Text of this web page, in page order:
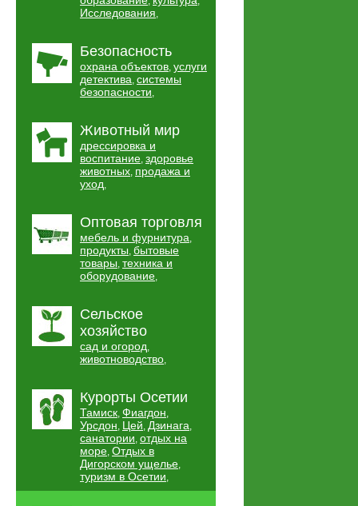
Исследования,
Безопасность
охрана объектов, услуги
детектива, системы
безопасности,
Животный мир
дрессировка и
воспитание, здоровье
животных, продажа и
уход,
Оптовая торговля
мебель и фурнитура,
продукты, бытовые
товары, техника и
оборудование,
Сельское
хозяйство
сад и огород,
животноводство,
Курорты Осетии
Тамиск, Фиагдон,
Урсдон, Цей, Дзинага,
санатории, отдых на
море, Отдых в
Дигорском ущелье,
туризм в Осетии,